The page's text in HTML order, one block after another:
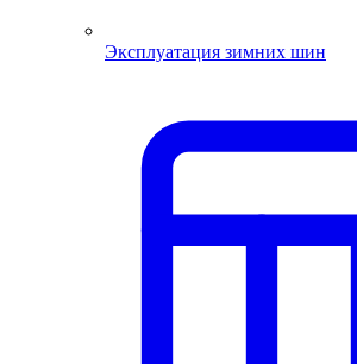
Эксплуатация зимних шин